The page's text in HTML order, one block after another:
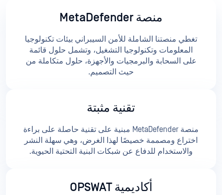
منصة MetaDefender
تغطي منصتنا الشاملة للأمن السيبراني بيئات تكنولوجيا
المعلومات وتكنولوجيا التشغيل، وتشمل حلول قائمة
على السحابة والبرمجيات والأجهزة، حلول متكاملة من
حيث التصميم.
تقنية مثبتة
منصة MetaDefender مبنية على تقنية حاصلة على براءة
اختراع ومصممة خصيصًا لهذا الغرض، وهي سهلة النشر
والاستخدام للدفاع عن شبكات البنية التحتية الحيوية.
أكاديمية OPSWAT